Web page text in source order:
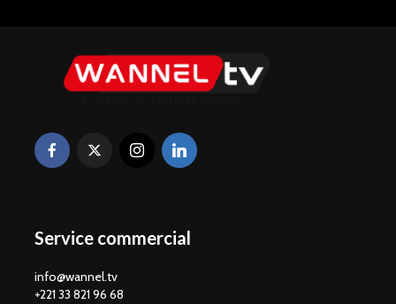
Service commercial
info@wannel.tv
+221 33 821 96 68